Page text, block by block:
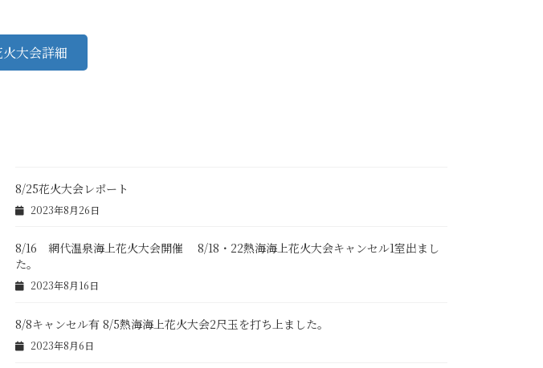
大会詳細
8/25花火大会レポート
2023年8月26日
8/16 網代温泉海上花火大会開催 8/18・22熱海海上花火大会キャンセル1室出まし
た。
2023年8月16日
8/8キャンセル有 8/5熱海海上花火大会2尺玉を打ち上ました。
2023年8月6日